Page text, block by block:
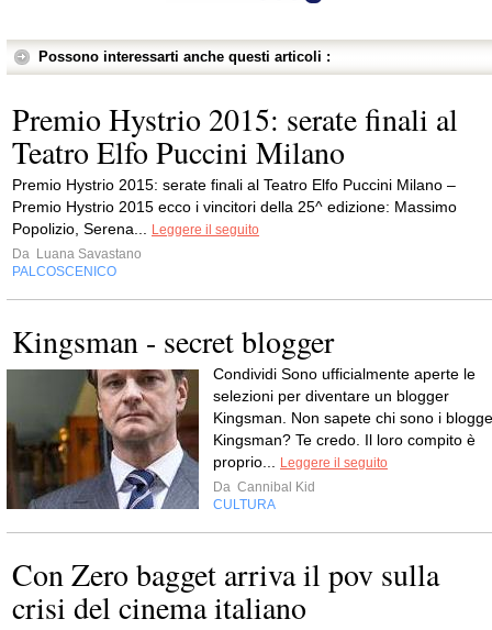
Possono interessarti anche questi articoli :
Premio Hystrio 2015: serate finali al
Teatro Elfo Puccini Milano
Premio Hystrio 2015: serate finali al Teatro Elfo Puccini Milano –
Premio Hystrio 2015 ecco i vincitori della 25^ edizione: Massimo
Popolizio, Serena...
Leggere il seguito
Da Luana Savastano
PALCOSCENICO
Kingsman - secret blogger
Condividi Sono ufficialmente aperte le
selezioni per diventare un blogger
Kingsman. Non sapete chi sono i
Kingsman? Te credo. Il loro compito è
proprio...
Leggere il seguito
Da Cannibal Kid
CULTURA
Con Zero bagget arriva il pov sulla
crisi del cinema italiano